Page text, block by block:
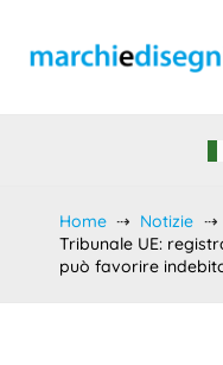
contenuto
Home
Notizie
Tribunale UE:
può favorire